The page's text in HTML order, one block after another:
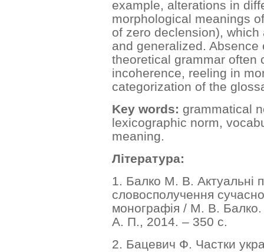
example, alterations in
morphological meanings
of zero declension),
and generalized.
theoretical grammar often
incoherence, reeling in
categorization of the
Key words: grammatical
lexicographic norm,
meaning.
Література:
1. Балко М. В. Актуальні
словосполучення
монографія / М. В. Балко.
А. П., 2014. – 350 с.
2. Бацевич Ф. Частки